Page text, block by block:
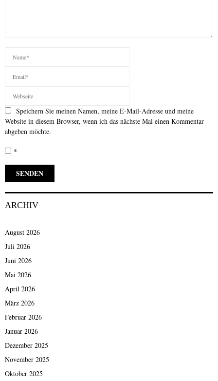
Speichern Sie meinen Namen, meine E-Mail-Adresse und meine
Website in diesem Browser, wenn ich das nächste Mal einen Kommentar
abgeben möchte.
*
ARCHIV
August 2026
Juli 2026
Juni 2026
Mai 2026
April 2026
März 2026
Februar 2026
Januar 2026
Dezember 2025
November 2025
Oktober 2025